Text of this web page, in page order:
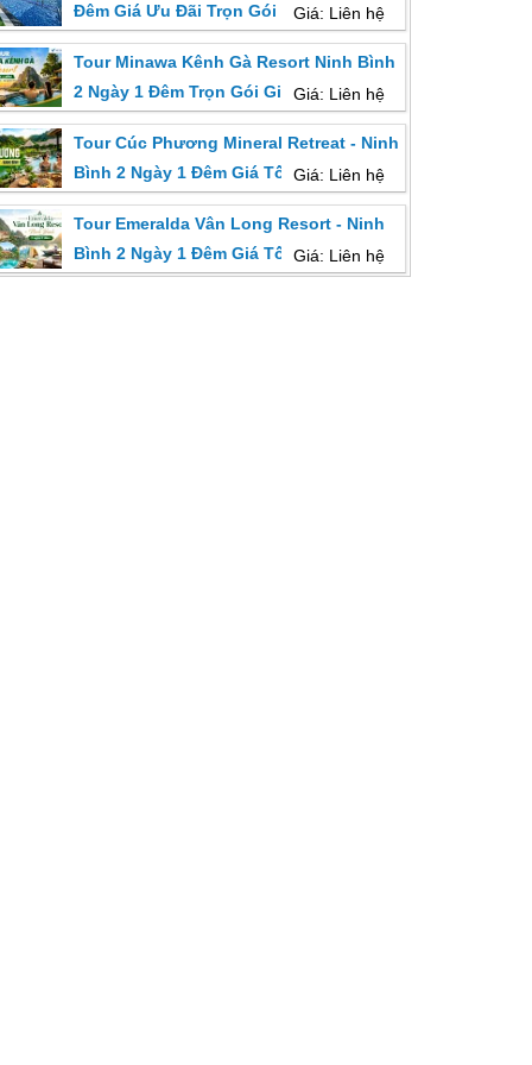
Đêm Giá Ưu Đãi Trọn Gói Từ HNGiá: Liên hệ
Tour Minawa Kênh Gà Resort Ninh Bình
2 Ngày 1 Đêm Trọn Gói Giá Ưu Đãi
Giá: Liên hệ
Tour Cúc Phương Mineral Retreat - Ninh
Bình 2 Ngày 1 Đêm Giá Tốt
Giá: Liên hệ
Tour Emeralda Vân Long Resort - Ninh
Bình 2 Ngày 1 Đêm Giá Tốt
Giá: Liên hệ